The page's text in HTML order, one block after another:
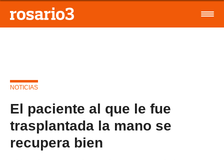
NOTICIAS
El paciente al que le fue
trasplantada la mano se
recupera bien